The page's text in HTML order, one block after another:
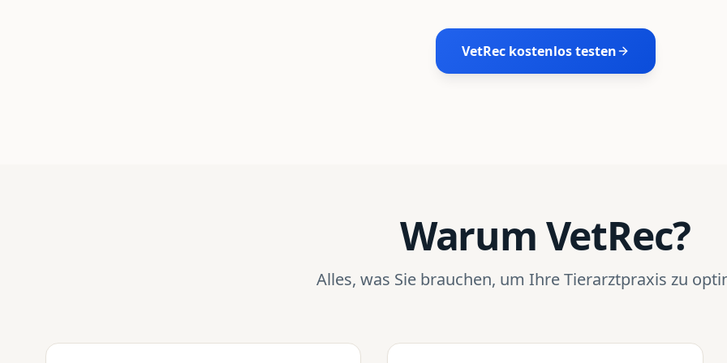
VetRec kostenlos testen
Warum VetRec?
Alles, was Sie brauchen, um Ihre Tierarztpraxis zu